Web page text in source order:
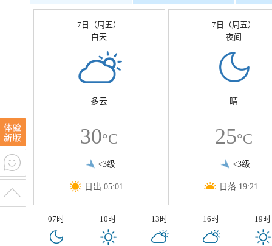
7日（周五）
白天
多云
30°C
<3级
日出 05:01
7日（周五）
夜间
晴
25°C
<3级
日落 19:21
07时 10时 13时 16时 19时